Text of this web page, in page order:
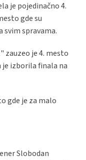
je pojedinačno 4.
gde su
svim spravama.
zauzeo je 4. mesto
je izborila finala na
gde je za malo
Slobodan